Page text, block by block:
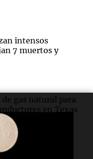
intensos
7 muertos y
gas natural para
en Texas
de la bomba